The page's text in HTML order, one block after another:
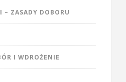
– ZASADY DOBORU
I WDROŻENIE